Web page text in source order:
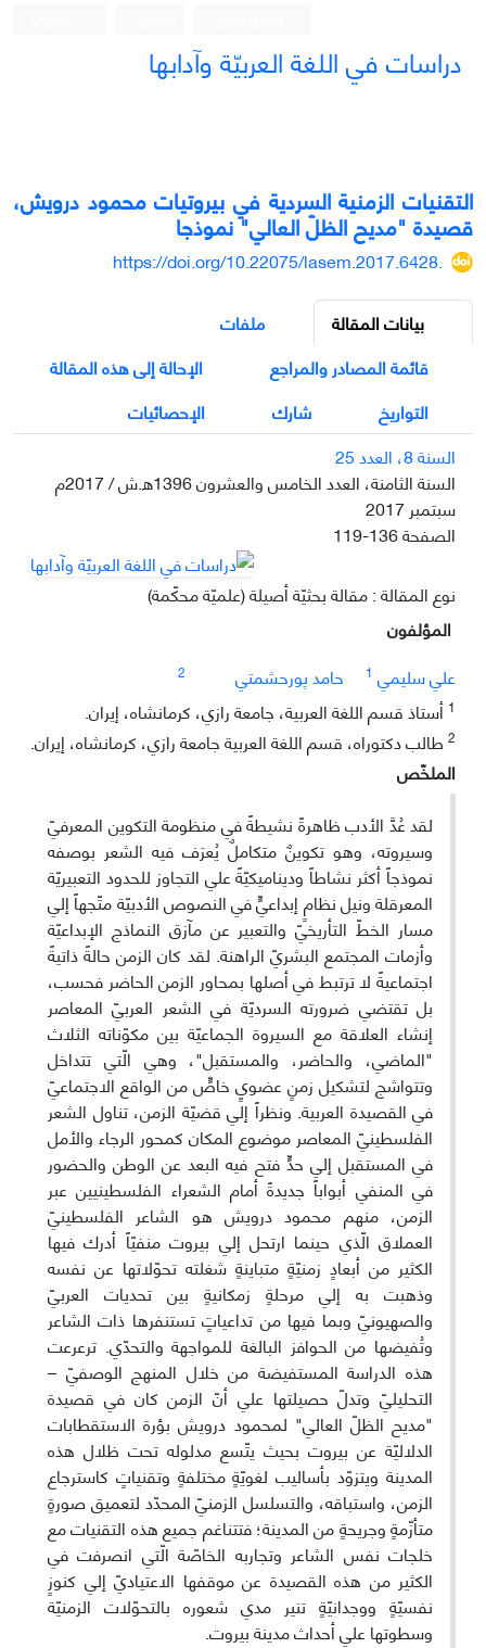
دراسات في اللغة العربيّة وآدابها
التقنيات الزمنية السردية في بيروتيات محمود درويش،
قصيدة "مديح الظلّ العالي" نموذجا
https://doi.org/10.22075/lasem.2017.6428.
بيانات المقالة
ملفات
قائمة المصادر والمراجع
الإحالة إلى هذه المقالة
التواريخ
شارك
الإحصائيات
السنة 8، العدد 25
السنة الثامنة، العدد الخامس والعشرون 1396ه.ش / 2017م
سبتمبر 2017
الصفحة119-136
نوع المقالة : مقالة بحثيّة أصيلة (علميّة محكّمة)
المؤلفون
علي سليمي 1 حامد پورحشمتي
2
1 أستاذ قسم اللغة العربية، جامعة رازي، كرمانشاه، إيران.
2 طالب دكتوراه، قسم اللغة العربية جامعة رازي، كرمانشاه، إيران.
الملخّص
لقد عُدَّ الأدب ظاهرةً نشيطةً في منظومة التكوين المعرفيّ
وسيروته، وهو تكوينٌ متكاملٌ يُعرَف فيه الشعر بوصفه
نموذجاً أكثر نشاطاً وديناميكيّةً علي التجاوز للحدود التعبيريّة
المعرقلة ونيل نظامٍ إبداعيٍّ في النصوص الأدبيّة متّجهاً إلي
مسار الخطّ التأريخيّ والتعبير عن مآزق النماذج الإبداعيّة
وأزمات المجتمع البشريّ الراهنة. لقد كان الزمن حالةً ذاتيةً
اجتماعيةً لا ترتبط في أصلها بمحاور الزمن الحاضر فحسب،
بل تقتضي ضرورته السرديّة في الشعر العربيّ المعاصر
إنشاء العلاقة مع السيروة الجماعيّة بين مكوّناته الثلاث
"الماضي، والحاضر، والمستقبل"، وهي الّتي تتداخل
وتتواشج لتشكيل زمنٍ عضويٍ خاصٍّ من الواقع الاجتماعيّ
في القصيدة العربية. ونظراً إلي قضيّة الزمن، تناول الشعر
الفلسطينيّ المعاصر موضوع المكان كمحور الرجاء والأمل
في المستقبل إلي حدٍّ فتح فيه البعد عن الوطن والحضور
في المنفي أبواباً جديدةً أمام الشعراء الفلسطينيين عبر
الزمن، منهم محمود درويش هو الشاعر الفلسطينيّ
العملاق الّذي حينما ارتحل إلي بيروت منفيّاً أدرك فيها
الكثير من أبعادٍ زمنيّةٍ متباينةٍ شغلته تحوّلاتها عن نفسه
وذهبت به إلي مرحلةٍ زمكانيةٍ بين تحديات العربيّ
والصهيونيّ وبما فيها من تداعياتٍ تستنفرها ذات الشاعر
وتُفيضها من الحوافز البالغة للمواجهة والتحدّي. ترعرعت
هذه الدراسة المستفيضة من خلال المنهج الوصفيّ –
التحليليّ وتدلّ حصيلتها علي أنّ الزمن كان في قصيدة
"مديح الظلّ العالي" لمحمود درويش بؤرة الاستقطابات
الدلاليّة عن بيروت بحيث يتّسع مدلوله تحت ظلال هذه
المدينة ويتزوّد بأساليب لغويّةٍ مختلفةٍ وتقنياتٍ كاسترجاع
الزمن، واستباقه، والتسلسل الزمنيّ المحدّد لتعميق صورةٍ
متأزّمةٍ وجريحةٍ من المدينة؛ فتتناغم جميع هذه التقنيات مع
خلجات نفس الشاعر وتجاربه الخاصّة الّتي انصرفت في
الكثير من هذه القصيدة عن موقفها الاعتياديّ إلي كنوزٍ
نفسيّةٍ ووجدانيّةٍ تنير مدي شعوره بالتحوّلات الزمنيّة
وسطوتها علي أحداث مدينة بيروت.